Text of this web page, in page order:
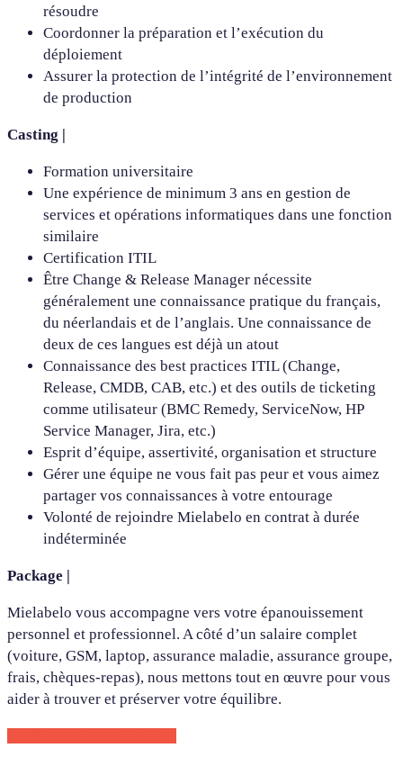
résoudre
Coordonner la préparation et l’exécution du
déploiement
Assurer la protection de l’intégrité de l’environnement
de production
Casting |
Formation universitaire
Une expérience de minimum 3 ans en gestion de
services et opérations informatiques dans une fonction
similaire
Certification ITIL
Être Change & Release Manager nécessite
généralement une connaissance pratique du français,
du néerlandais et de l’anglais. Une connaissance de
deux de ces langues est déjà un atout
Connaissance des best practices ITIL (Change,
Release, CMDB, CAB, etc.) et des outils de ticketing
comme utilisateur (BMC Remedy, ServiceNow, HP
Service Manager, Jira, etc.)
Esprit d’équipe, assertivité, organisation et structure
Gérer une équipe ne vous fait pas peur et vous aimez
partager vos connaissances à votre entourage
Volonté de rejoindre Mielabelo en contrat à durée
indéterminée
Package |
Mielabelo vous accompagne vers votre épanouissement
personnel et professionnel. A côté d’un salaire complet
(voiture, GSM, laptop, assurance maladie, assurance groupe,
frais, chèques-repas), nous mettons tout en œuvre pour vous
aider à trouver et préserver votre équilibre.